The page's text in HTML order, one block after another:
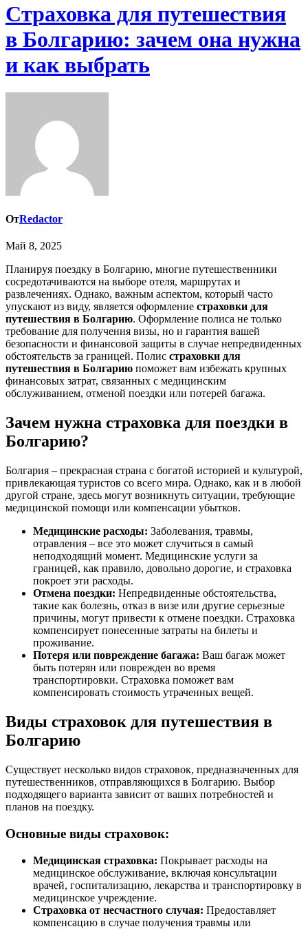
Страховка для путешествия
в Болгарию: зачем она нужна
и как выбрать
ОтRedactor
Май 8, 2025
Планируя поездку в Болгарию, многие путешественники
сосредотачиваются на выборе отеля, маршрутах и
развлечениях. Однако, важным аспектом, который часто
упускают из виду, является оформление страховки для
путешествия в Болгарию. Оформление полиса не только
требование для получения визы, но и гарантия вашей
безопасности и финансовой защиты в случае непредвиденных
обстоятельств за границей. Полис страховки для
путешествия в Болгарию поможет вам избежать крупных
финансовых затрат, связанных с медицинским
обслуживанием, отменой поездки или потерей багажа.
Зачем нужна страховка для поездки в
Болгарию?
Болгария – прекрасная страна с богатой историей и культурой,
привлекающая туристов со всего мира. Однако, как и в любой
другой стране, здесь могут возникнуть ситуации, требующие
медицинской помощи или компенсации убытков.
Медицинские расходы: Заболевания, травмы,
отравления – все это может случиться в самый
неподходящий момент. Медицинские услуги за
границей, как правило, довольно дорогие, и страховка
покроет эти расходы.
Отмена поездки: Непредвиденные обстоятельства,
такие как болезнь, отказ в визе или другие серьезные
причины, могут привести к отмене поездки. Страховка
компенсирует понесенные затраты на билеты и
проживание.
Потеря или повреждение багажа: Ваш багаж может
быть потерян или поврежден во время
транспортировки. Страховка поможет вам
компенсировать стоимость утраченных вещей.
Виды страховок для путешествия в
Болгарию
Существует несколько видов страховок, предназначенных для
путешественников, отправляющихся в Болгарию. Выбор
подходящего варианта зависит от ваших потребностей и
планов на поездку.
Основные виды страховок:
Медицинская страховка: Покрывает расходы на
медицинское обслуживание, включая консультации
врачей, госпитализацию, лекарства и транспортировку в
медицинское учреждение.
Страховка от несчастного случая: Предоставляет
компенсацию в случае получения травмы или